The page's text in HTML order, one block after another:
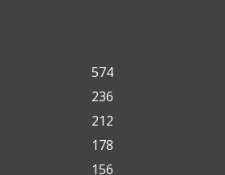
574
236
212
178
156